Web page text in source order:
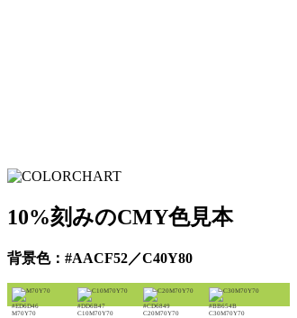
10%刻みのCMY色見本
背景色：#AACF52／C40Y80
#ED6D46
M70Y70
#DD6B47
C10M70Y70
#CD6849
C20M70Y70
#BB654B
C30M70Y70